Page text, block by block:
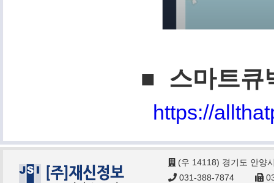
■ 스마트큐
https://
(우 14118) 경기도 안양
031-388-7874